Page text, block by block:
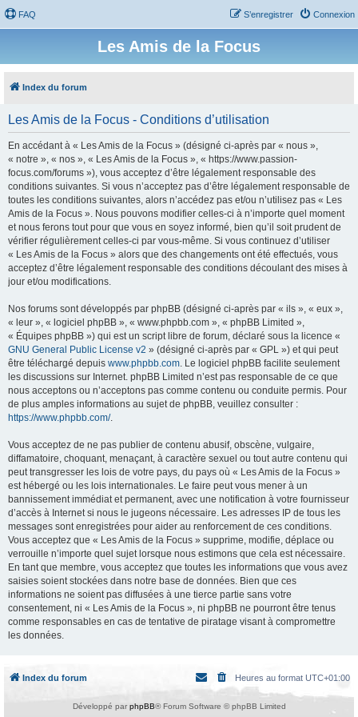
FAQ Connexion
S’enregistrer
Les Amis de la Focus
Index du forum
Les Amis de la Focus - Conditions d’utilisation
En accédant à « Les Amis de la Focus » (désigné ci-après par « nous »,
« notre », « nos », « Les Amis de la Focus », « https://www.passion-
focus.com/forums »), vous acceptez d’être légalement responsable des
conditions suivantes. Si vous n’acceptez pas d’être légalement responsable de
toutes les conditions suivantes, alors n’accédez pas et/ou n’utilisez pas « Les
Amis de la Focus ». Nous pouvons modifier celles-ci à n’importe quel moment
et nous ferons tout pour que vous en soyez informé, bien qu’il soit prudent de
vérifier régulièrement celles-ci par vous-même. Si vous continuez d’utiliser
« Les Amis de la Focus » alors que des changements ont été effectués, vous
acceptez d’être légalement responsable des conditions découlant des mises à
jour et/ou modifications.
Nos forums sont développés par phpBB (désigné ci-après par « ils », « eux »,
« leur », « logiciel phpBB », « www.phpbb.com », « phpBB Limited »,
« Équipes phpBB ») qui est un script libre de forum, déclaré sous la licence «
GNU General Public License v2 » (désigné ci-après par « GPL ») et qui peut
être téléchargé depuis www.phpbb.com. Le logiciel phpBB facilite seulement
les discussions sur Internet. phpBB Limited n’est pas responsable de ce que
nous acceptons ou n’acceptons pas comme contenu ou conduite permis. Pour
de plus amples informations au sujet de phpBB, veuillez consulter :
https://www.phpbb.com/.
Vous acceptez de ne pas publier de contenu abusif, obscène, vulgaire,
diffamatoire, choquant, menaçant, à caractère sexuel ou tout autre contenu qui
peut transgresser les lois de votre pays, du pays où « Les Amis de la Focus »
est hébergé ou les lois internationales. Le faire peut vous mener à un
bannissement immédiat et permanent, avec une notification à votre fournisseur
d’accès à Internet si nous le jugeons nécessaire. Les adresses IP de tous les
messages sont enregistrées pour aider au renforcement de ces conditions.
Vous acceptez que « Les Amis de la Focus » supprime, modifie, déplace ou
verrouille n’importe quel sujet lorsque nous estimons que cela est nécessaire.
En tant que membre, vous acceptez que toutes les informations que vous avez
saisies soient stockées dans notre base de données. Bien que ces
informations ne soient pas diffusées à une tierce partie sans votre
consentement, ni « Les Amis de la Focus », ni phpBB ne pourront être tenus
comme responsables en cas de tentative de piratage visant à compromettre
les données.
Index du forum Heures au format UTC+01:00
Développé par phpBB® Forum Software © phpBB Limited